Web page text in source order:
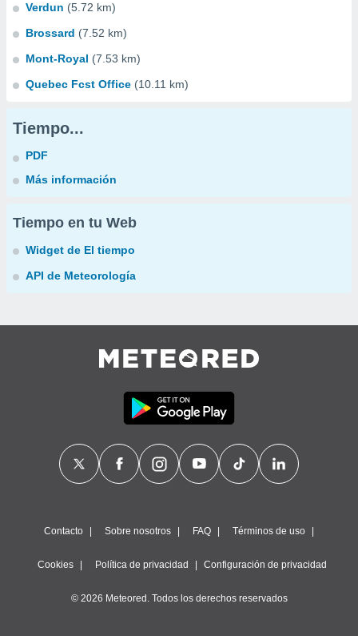
Verdun (5.72 km)
Brossard (7.52 km)
Mont-Royal (7.53 km)
Quebec Fcst Office (10.11 km)
Tiempo...
PDF
Más información
Tiempo en tu Web
Widget de El tiempo
API de Meteorología
Contacto Sobre nosotros FAQ Términos de uso
Cookies Política de privacidad Configuración de privacidad
© 2026 Meteored. Todos los derechos reservados